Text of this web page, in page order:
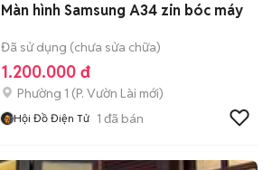
Màn hình Samsung A34 zin bóc máy
Đã sử dụng (chưa sửa chữa)
1.200.000 đ
Phường 1 (P. Vườn Lài mới)
Hội Đồ Điện Tử 1 đã bán